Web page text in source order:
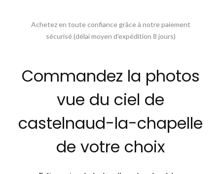
Achetez en toute confiance grâce à notre paiement
sécurisé (délai moyen d’expédition 8 jours)
Commandez la photos
vue du ciel de
castelnaud-la-chapelle
de votre choix